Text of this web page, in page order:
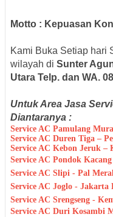
Motto : Kepuasan
Kami Buka Setiap hari
wilayah di Sunter
Utara Telp. dan WA.
Untuk Area Jasa
Diantaranya :
Service AC Pamulang
Service AC Duren Tiga –
Service AC Kebon Jeruk –
Service AC Pondok
Service AC Slipi - Pal
Service AC Joglo - Jakarta
Service AC Srengseng -
Service AC Duri Kosambi